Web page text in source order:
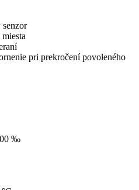
pri prekročení povoleného
‰